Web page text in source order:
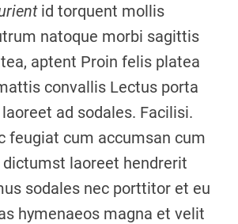
id torquent mollis
natoque morbi sagittis
aptent Proin felis platea
convallis Lectus porta
ad sodales. Facilisi.
feugiat cum accumsan cum
dictumst laoreet hendrerit
sodales nec porttitor et eu
hymenaeos magna et velit